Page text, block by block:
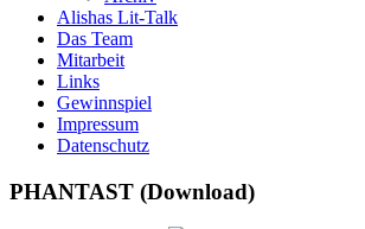
Alishas Lit-Talk
Das Team
Mitarbeit
Links
Gewinnspiel
Impressum
Datenschutz
PHANTAST (Download)